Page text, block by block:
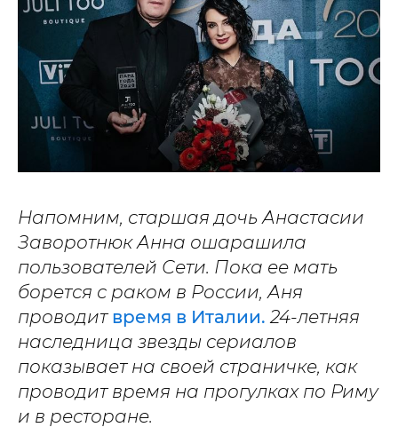
Напомним, старшая дочь Анастасии
Заворотнюк Анна ошарашила
пользователей Сети. Пока ее мать
борется с раком в России, Аня
проводит время в Италии. 24-летняя
наследница звезды сериалов
показывает на своей страничке, как
проводит время на прогулках по Риму
и в ресторане.